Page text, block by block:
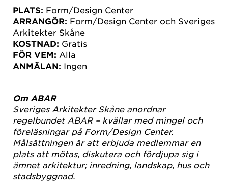
PLATS: Form/Design Center
ARRANGÖR: Form/Design Center och Sveriges
Arkitekter Skåne
KOSTNAD: Gratis
FÖR VEM: Alla
ANMÄLAN: Ingen
Om ABAR
Sveriges Arkitekter Skåne anordnar
regelbundet ABAR – kvällar med mingel och
föreläsningar på Form/Design Center.
Målsättningen är att erbjuda medlemmar en
plats att mötas, diskutera och fördjupa sig i
ämnet arkitektur; inredning, landskap, hus och
stadsbyggnad.